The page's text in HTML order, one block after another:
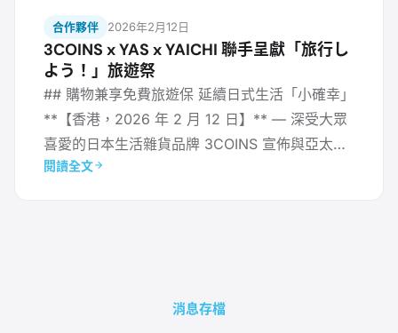
合作夥伴 2026年2月12日
3COINS x YAS x YAICHI 聯手呈獻「旅行し
よう！」旅遊祭
## 購物兼享免費旅遊保 延續日式生活「小確幸」
**【香港，2026 年 2 月 12 日】** — 深受大眾
喜愛的日本生活雜貨品牌 3COINS 宣佈與亞太區
領先的保險科技公司 YAS 展開策略性合作，於
閱讀全文
消息存檔